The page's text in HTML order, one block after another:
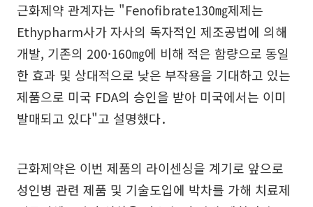
근화제약 관계자는 "Fenofibrate130㎎제제는
Ethypharm사가 자사의 독자적인 제조공법에 의해
개발, 기존의 200·160㎎에 비해 적은 함량으로 동일
한 효과 및 상대적으로 낮은 부작용을 기대하고 있는
제품으로 미국 FDA의 승인을 받아 미국에서는 이미
발매되고 있다"고 설명했다．
근화제약은 이번 제품의 라이센싱을 계기로 앞으로
성인병 관련 제품 및 기술도입에 박차를 가해 치료제